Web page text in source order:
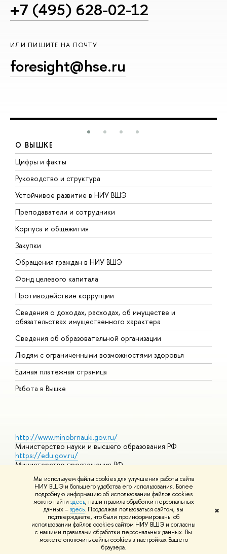
Мы используем файлы cookies для улучшения работы сайта
НИУ ВШЭ и большего удобства его использования. Более
подробную информацию об использовании файлов cookies
можно найти здесь, наши правила обработки персональных
данных –здесь. Продолжая пользоваться сайтом, вы
подтверждаете, что были проинформированы об
использовании файлов cookies сайтом НИУ ВШЭ и согласны
с нашими правилами обработки персональных данных. Вы
можете отключить файлы cookies в настройках Вашего
браузера.
✖
+7 (495) 628-02-12
ИЛИ ПИШИТЕ НА ПОЧТУ
foresight@hse.ru
О ВЫШКЕ
Цифры и факты
Руководство и структура
Устойчивое развитие в НИУ ВШЭ
Преподаватели и сотрудники
Корпуса и общежития
Закупки
Обращения граждан в НИУ ВШЭ
Фонд целевого капитала
Противодействие коррупции
Сведения о доходах, расходах, об имуществе и
обязательствах имущественного характера
Сведения об образовательной организации
Людям с ограниченными возможностями здоровья
Единая платежная страница
Работа в Вышке
http://www.minobrnauki.gov.ru/
Министерство науки и высшего образования РФ
https://edu.gov.ru/
Министерство просвещения РФ
https://elearning.hse.ru/mooc
Массовые открытые онлайн-курсы
© НИУ ВШЭ 1993–2026 Адреса и контактыУсловия
использования материалов Политика конфиденциальности
Шрифты HSE Sans и HSE Slab разработаны вШколе дизайна НИУ